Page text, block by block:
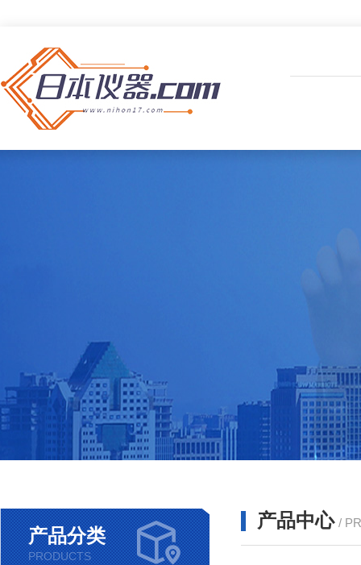
产品分类
PRODUCTS
产品中心 /